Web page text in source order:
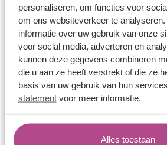
personaliseren, om functies voor
om ons websiteverkeer te
informatie over uw gebruik van onze
voor social media, adverteren en
kunnen deze gegevens combineren
die u aan ze heeft verstrekt of die ze
basis van uw gebruik van hun
statementvoor meer informatie.
Alles toestaan
Vriendschapsringen
Over ons
Aller Spanninga
Historie
Certificaten
Jouw voordelen